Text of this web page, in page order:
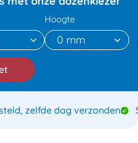
Hoogte
zelfde dag verzonden